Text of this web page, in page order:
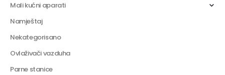
Mali kućni aparati
Namještaj
Nekategorisano
Ovlaživači vazduha
Parne stanice